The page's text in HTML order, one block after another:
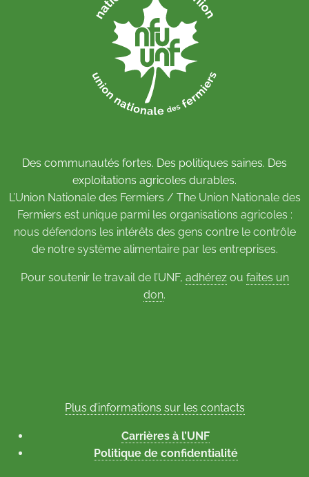
Des communautés fortes. Des politiques saines. Des
exploitations agricoles durables.
L’Union Nationale des Fermiers / The Union Nationale des
Fermiers est unique parmi les organisations agricoles :
nous défendons les intérêts des gens contre le contrôle
de notre système alimentaire par les entreprises.
Pour soutenir le travail de l’UNF, adhérezou faites un
don.
Plus d’informations sur les contacts
Carrières à l’UNF
Politique de confidentialité